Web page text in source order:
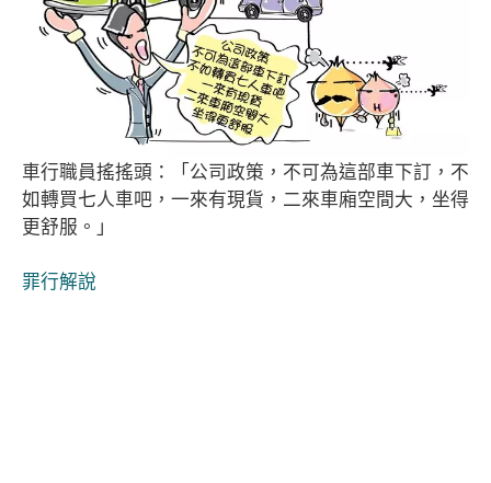
車行職員搖搖頭：「公司政策，不可為這部車下訂，不
如轉買七人車吧，一來有現貨，二來車廂空間大，坐得
更舒服。」
罪行解說